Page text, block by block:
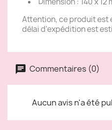
Attention, ce produit est
délai d'expédition est
Commentaires (0)
Aucun avis n'a été